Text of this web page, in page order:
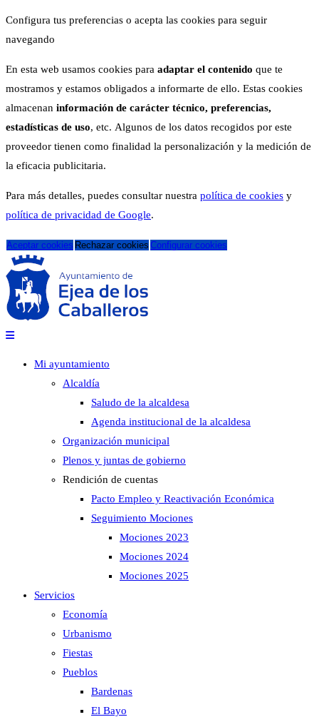
Configura tus preferencias o acepta las cookies para seguir
navegando
En esta web usamos cookies para adaptar el contenido que te
mostramos y estamos obligados a informarte de ello. Estas cookies
almacenan información de carácter técnico, preferencias,
estadísticas de uso, etc. Algunos de los datos recogidos por este
proveedor tienen como finalidad la personalización y la medición de
la eficacia publicitaria.
Para más detalles, puedes consultar nuestra política de cookies y
política de privacidad de Google.
Aceptar cookies Rechazar cookies Configurar cookies
Mi ayuntamiento
Alcaldía
Saludo de la alcaldesa
Agenda institucional de la alcaldesa
Organización municipal
Plenos y juntas de gobierno
Rendición de cuentas
Pacto Empleo y Reactivación Económica
Seguimiento Mociones
Mociones 2023
Mociones 2024
Mociones 2025
Servicios
Economía
Urbanismo
Fiestas
Pueblos
Bardenas
El Bayo